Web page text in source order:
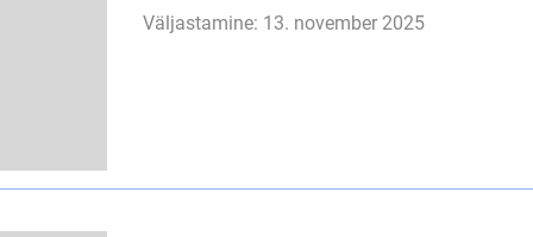
Väljastamine: 13. november 2025